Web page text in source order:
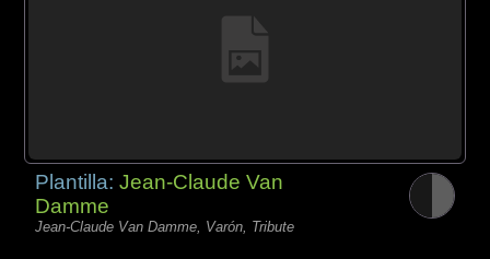
Plantilla:Jean-Claude Van
Damme
Jean-Claude Van Damme, Varón, Tribute